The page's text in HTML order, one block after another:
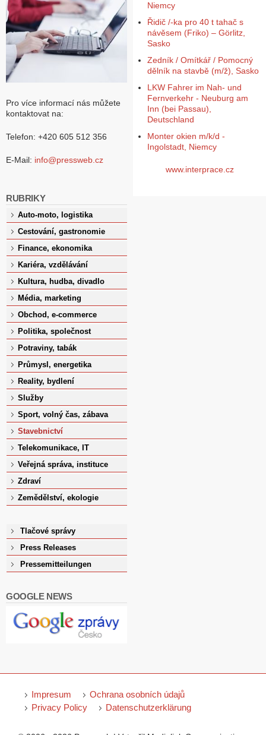
i
t
ú
e
t
Pro více informací nás můžete
kontaktovat na:
Telefon: +420 605 512 356
E-Mail: info@pressweb.cz
RUBRIKY
Auto-moto, logistika
Cestování, gastronomie
Finance, ekonomika
Kariéra, vzdělávání
Kultura, hudba, divadlo
Média, marketing
Obchod, e-commerce
Politika, společnost
Potraviny, tabák
Průmysl, energetika
Reality, bydlení
Služby
Sport, volný čas, zábava
Stavebnictví
Telekomunikace, IT
Veřejná správa, instituce
Zdraví
Zemědělství, ekologie
Tlačové správy
Press Releases
Pressemitteilungen
GOOGLE NEWS
Niemcy
Řidič /-ka pro 40 t tahač s
návěsem (Friko) – Görlitz,
Sasko
Zedník / Omítkář / Pomocný
dělník na stavbě (m/ž), Sasko
LKW Fahrer im Nah- und
Fernverkehr - Neuburg am
Inn (bei Passau),
Deutschland
Monter okien m/k/d -
Ingolstadt, Niemcy
www.interprace.cz
Impresum
Ochrana osobních údajů
Privacy Policy
Datenschutzerklärung